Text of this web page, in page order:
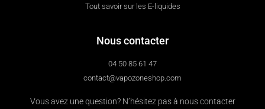
Tout savoir sur les E-liquides
Nous contacter
04 50 85 61 47
contact@vapozoneshop.com
Vous avez une question? N’hésitez pas à nous contacter